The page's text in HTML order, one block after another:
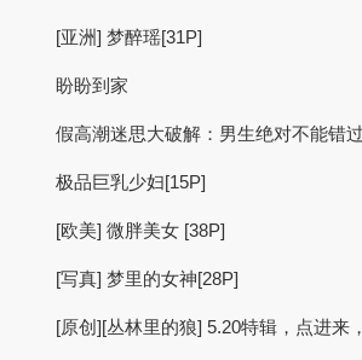
[亚洲] 梦醉瑶[31P]
盼盼到家
假高潮迷思大破解：男生绝对不能错
极品巨乳少妇[15P]
[欧美] 微胖美女 [38P]
[写真] 梦里的女神[28P]
[原创][丛林里的狼] 5.20特辑，点进来